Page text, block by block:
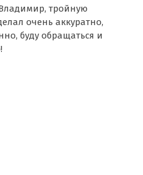
тройную
очень аккуратно,
буду обращаться и